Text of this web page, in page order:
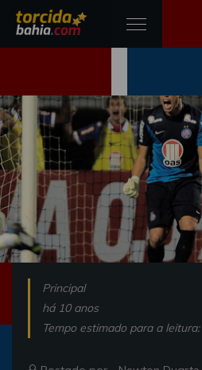
Principal
há 10 anos
Tempo estimado para a